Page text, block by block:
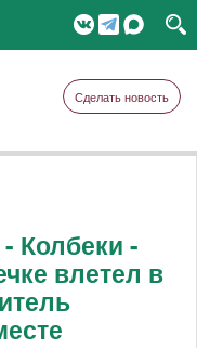
Сделать новость
Колбеки -
влетел в